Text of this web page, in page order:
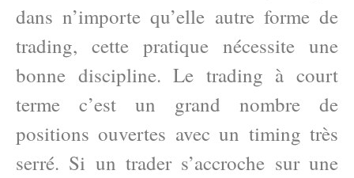
dans n’importe qu’elle autre forme de
trading, cette pratique nécessite une
bonne discipline. Le trading à court
terme c’est un grand nombre de
positions ouvertes avec un timing très
serré. Si un trader s’accroche sur une